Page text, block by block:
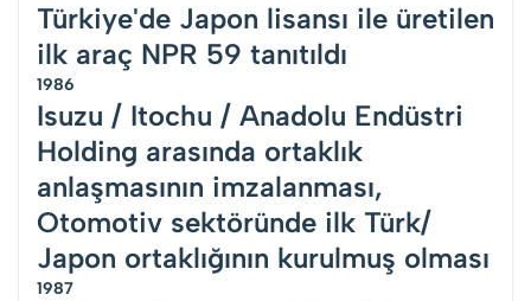
Türkiye'de Japon lisansı ile üretilen
ilk araç NPR 59 tanıtıldı
1986
Isuzu / Itochu / Anadolu Endüstri
Holding arasında ortaklık
anlaşmasının imzalanması,
Otomotiv sektöründe ilk Türk/
Japon ortaklığının kurulmuş olması
1987